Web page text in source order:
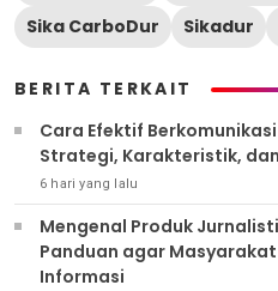
Sika CarboDur
Sikadur
BERITA TERKAIT
Cara Efektif
Strategi, Karakteristik,
6 hari yang lalu
Mengenal Produk
Panduan agar
Informasi